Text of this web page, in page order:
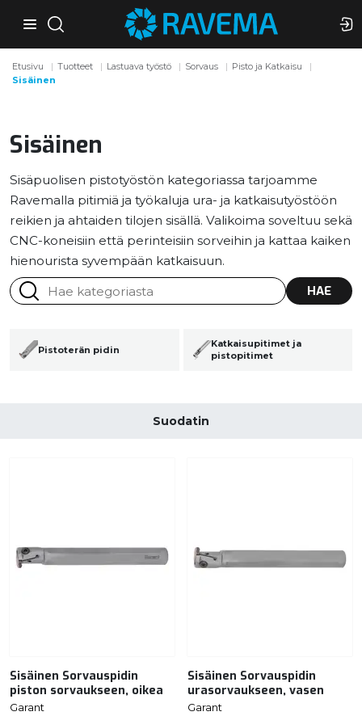
Etusivu Tuotteet Lastuava työstö Sorvaus
Pisto ja Katkaisu
Sisäinen
Sisäinen
Sisäpuolisen pistotyöstön kategoriassa tarjoamme
Ravemalla pitimiä ja työkaluja ura- ja katkaisutyöstöön
reikien ja ahtaiden tilojen sisällä. Valikoima soveltuu sekä
CNC-koneisiin että perinteisiin sorveihin ja kattaa kaiken
hienourista syvempään katkaisuun.
HAE
Pistoterän pidin
Katkaisupitimet ja
pistopitimet
Suodatin
Sisäinen Sorvauspidin
piston sorvaukseen, oikea
Garant
Sisäinen Sorvauspidin
urasorvaukseen, vasen
Garant